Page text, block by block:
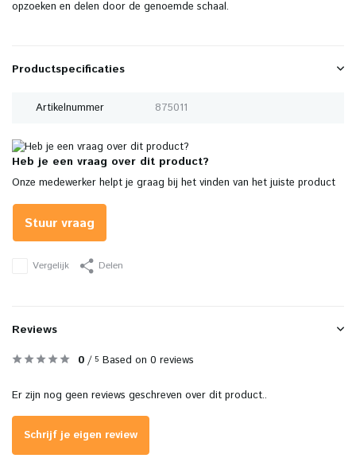
opzoeken en delen door de genoemde schaal.
Productspecificaties
Artikelnummer 875011
Heb je een vraag over dit product?
Onze medewerker helpt je graag bij het vinden van het juiste product
Stuur vraag
Vergelijk Delen
Reviews
0 / 5 Based on 0 reviews
Er zijn nog geen reviews geschreven over dit product..
Schrijf je eigen review